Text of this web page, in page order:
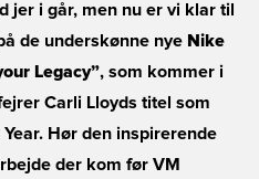
jer i går, men nu er vi klar til
de underskønne nye Nike
Legacy”, som kommer i
Carli Lloyds titel som
Year. Hør den inspirerende
der kom før VM